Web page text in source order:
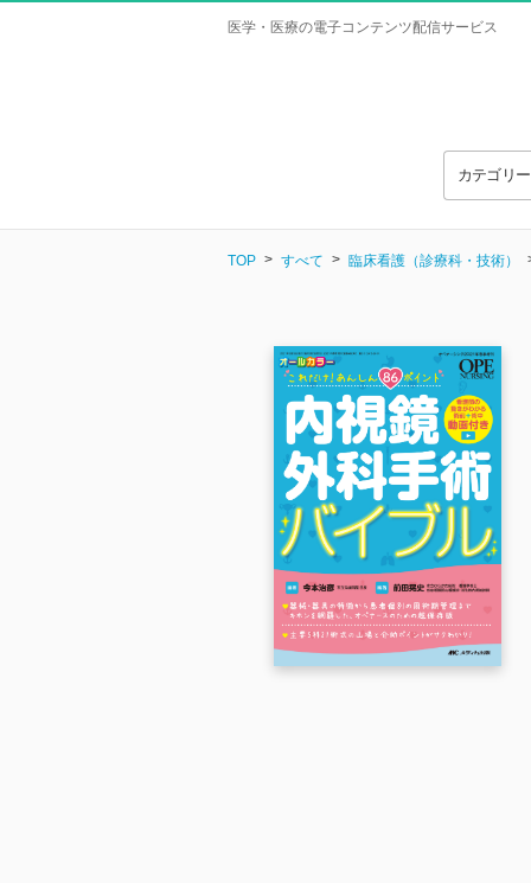
医学・医療の電子コンテンツ配信サービス
カテゴリー
TOP すべて 臨床看護（診療科・技術）